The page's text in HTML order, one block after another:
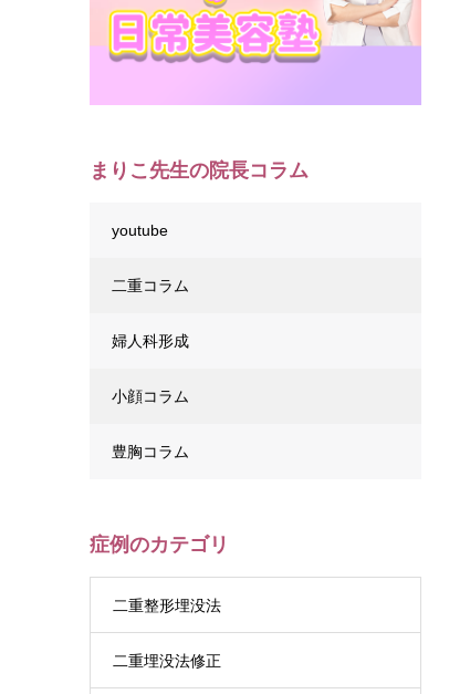
まりこ先生の院長コラム
youtube
二重コラム
婦人科形成
小顔コラム
豊胸コラム
症例のカテゴリ
二重整形埋没法
二重埋没法修正